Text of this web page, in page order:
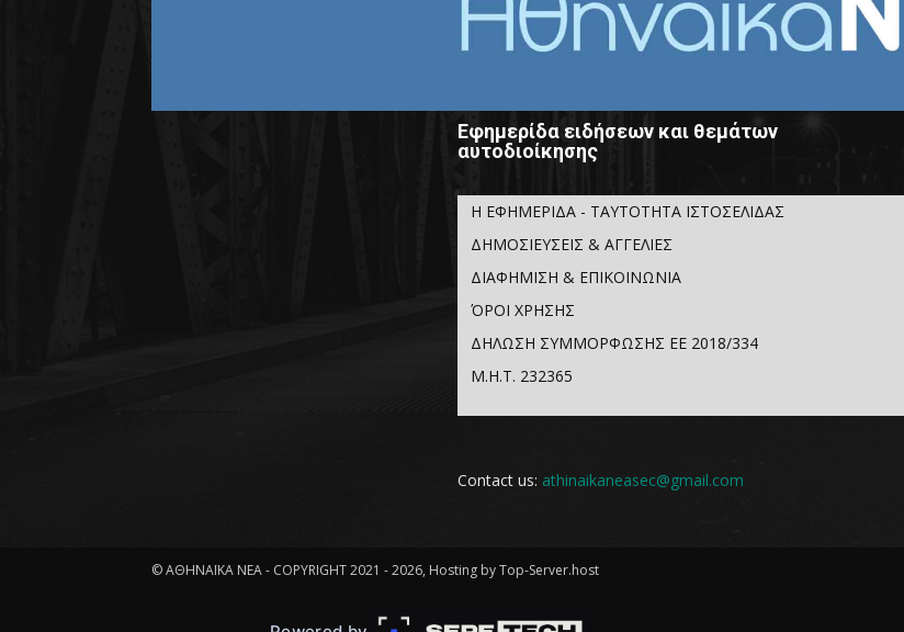
Εφημερίδα ειδήσεων και θεμάτων
αυτοδιοίκησης
Η ΕΦΗΜΕΡΙΔΑ - ΤΑΥΤΟΤΗΤΑ ΙΣΤΟΣΕΛΙΔΑΣ
ΔΗΜΟΣΙΕΥΣΕΙΣ & ΑΓΓΕΛΙΕΣ
ΔΙΑΦΗΜΙΣΗ & ΕΠΙΚΟΙΝΩΝΙΑ
ΌΡΟΙ ΧΡΗΣΗΣ
ΔΗΛΩΣΗ ΣΥΜΜΟΡΦΩΣΗΣ ΕΕ 2018/334
Μ.Η.Τ. 232365
Contact us: athinaikaneasec@gmail.com
© ΑΘΗΝΑΪΚΑ ΝΕΑ - COPYRIGHT 2021 - 2026, Hosting by Top-Server.host